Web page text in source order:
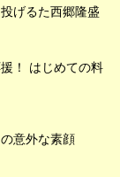
げるた西郷隆盛
！ はじめての料
意外な素顔